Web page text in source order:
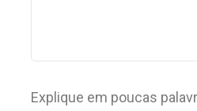
Explique em poucas